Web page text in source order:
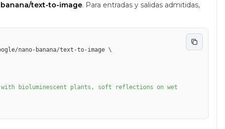
text-to-image. Para entradas y salidas admitidas,
nano-banana/text-to-image \